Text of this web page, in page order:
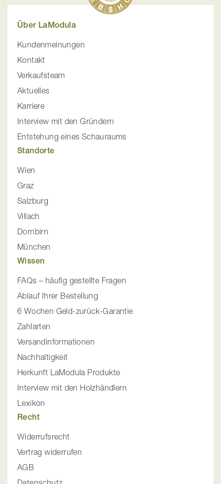
Über LaModula
Kundenmeinungen
Kontakt
Verkaufsteam
Aktuelles
Karriere
Interview mit den Gründern
Entstehung eines Schauraums
Standorte
Wien
Graz
Salzburg
Villach
Dornbirn
München
Wissen
FAQs – häufig gestellte Fragen
Ablauf Ihrer Bestellung
6 Wochen Geld-zurück-Garantie
Zahlarten
Versandinformationen
Nachhaltigkeit
Herkunft LaModula Produkte
Interview mit den Holzhändlern
Lexikon
Recht
Widerrufsrecht
Vertrag widerrufen
AGB